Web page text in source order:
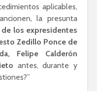
aplicables,
la presunta
los expresidentes
Zedillo Ponce de
Felipe Calderón
antes, durante y